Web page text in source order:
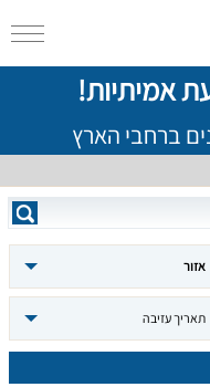
אזור
תאריך עזיבה